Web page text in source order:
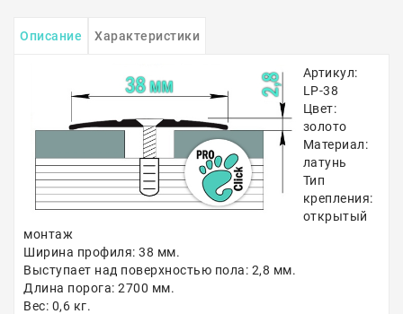
Описание Характеристики
Артикул:
LP-38
Цвет:
золото
Материал:
латунь
Тип
крепления:
открытый
монтаж
Ширина профиля: 38 мм.
Выступает над поверхностью пола: 2,8 мм.
Длина порога: 2700 мм.
Вес: 0,6 кг.